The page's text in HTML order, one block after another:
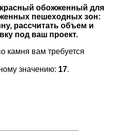
красный обожженный для
пешеходных зон:
рассчитать объем и
под ваш проект.
камня вам требуется
значению: 17.